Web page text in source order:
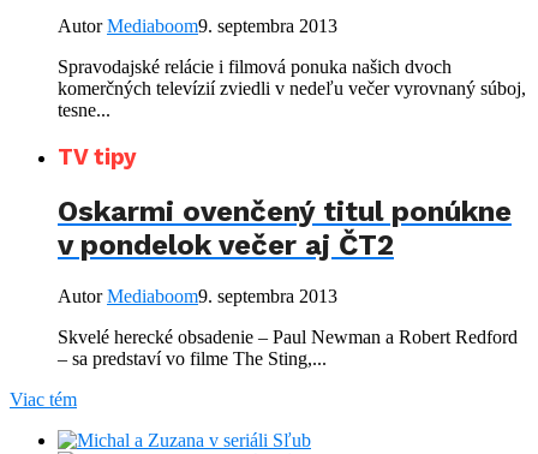
AutorMediaboom9. septembra 2013
Spravodajské relácie i filmová ponuka našich dvoch
komerčných televízií zviedli v nedeľu večer vyrovnaný súboj,
tesne...
TV tipy
Oskarmi ovenčený titul ponúkne
v pondelok večer aj ČT2
AutorMediaboom9. septembra 2013
Skvelé herecké obsadenie – Paul Newman a Robert Redford
– sa predstaví vo filme The Sting,...
Viac tém